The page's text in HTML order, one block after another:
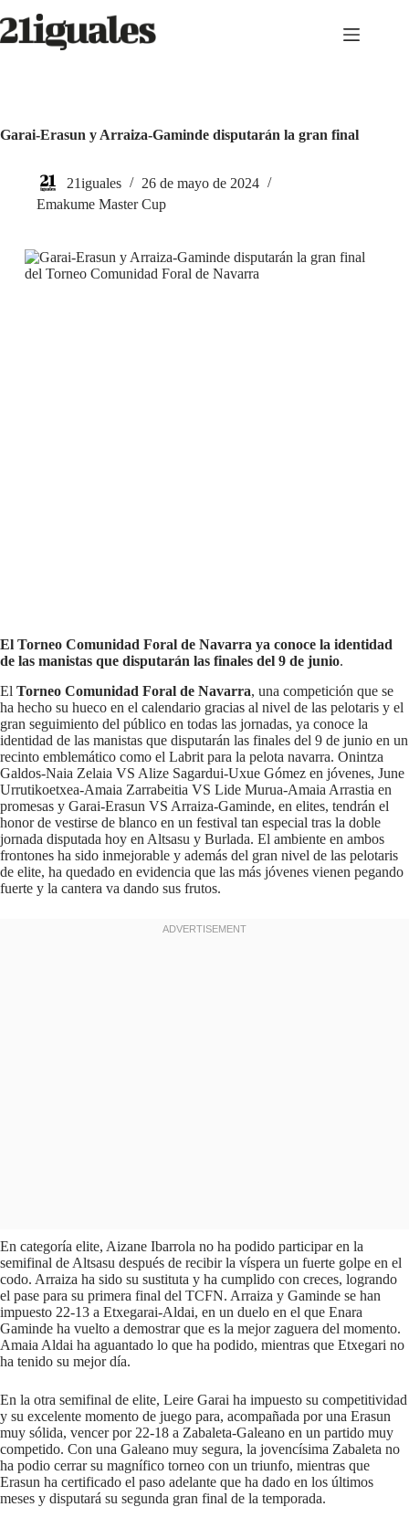
al
contenido
Garai-Erasun y Arraiza-Gaminde disputarán la gran final
21iguales
26 de mayo de 2024
Emakume Master Cup
El Torneo Comunidad Foral de Navarra ya conoce la identidad
de las manistas que disputarán las finales del 9 de junio.
El Torneo Comunidad Foral de Navarra, una competición que se
ha hecho su hueco en el calendario gracias al nivel de las pelotaris y el
gran seguimiento del público en todas las jornadas, ya conoce la
identidad de las manistas que disputarán las finales del 9 de junio en un
recinto emblemático como el Labrit para la pelota navarra. Onintza
Galdos-Naia Zelaia VS Alize Sagardui-Uxue Gómez en jóvenes, June
Urrutikoetxea-Amaia Zarrabeitia VS Lide Murua-Amaia Arrastia en
promesas y Garai-Erasun VS Arraiza-Gaminde, en elites, tendrán el
honor de vestirse de blanco en un festival tan especial tras la doble
jornada disputada hoy en Altsasu y Burlada. El ambiente en ambos
frontones ha sido inmejorable y además del gran nivel de las pelotaris
de elite, ha quedado en evidencia que las más jóvenes vienen pegando
fuerte y la cantera va dando sus frutos.
En categoría elite, Aizane Ibarrola no ha podido participar en la
semifinal de Altsasu después de recibir la víspera un fuerte golpe en el
codo. Arraiza ha sido su sustituta y ha cumplido con creces, logrando
el pase para su primera final del TCFN. Arraiza y Gaminde se han
impuesto 22-13 a Etxegarai-Aldai, en un duelo en el que Enara
Gaminde ha vuelto a demostrar que es la mejor zaguera del momento.
Amaia Aldai ha aguantado lo que ha podido, mientras que Etxegari no
ha tenido su mejor día.
En la otra semifinal de elite, Leire Garai ha impuesto su competitividad
y su excelente momento de juego para, acompañada por una Erasun
muy sólida, vencer por 22-18 a Zabaleta-Galeano en un partido muy
competido. Con una Galeano muy segura, la jovencísima Zabaleta no
ha podio cerrar su magnífico torneo con un triunfo, mientras que
Erasun ha certificado el paso adelante que ha dado en los últimos
meses y disputará su segunda gran final de la temporada.